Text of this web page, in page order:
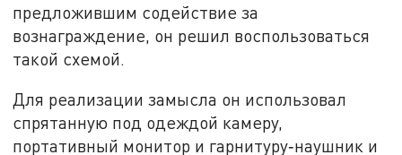
предложившим содействие за
вознаграждение, он решил воспользоваться
такой схемой.
Для реализации замысла он использовал
спрятанную под одеждой камеру,
портативный монитор и гарнитуру‑наушник и